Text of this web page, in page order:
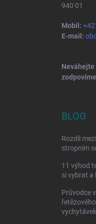
940 01
Mobil:
E-mail:
BLOG
Rozdíl
stropním
11 výhod
si vybrat a
Průvodce